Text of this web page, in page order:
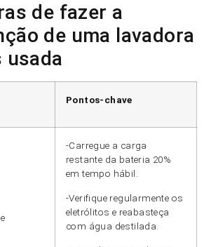
de fazer a
de uma lavadora
usada
Pontos-chave
-Carregue a carga
restante da bateria 20%
em tempo hábil.
-Verifique regularmente os
eletrólitos e reabasteça
com água destilada.